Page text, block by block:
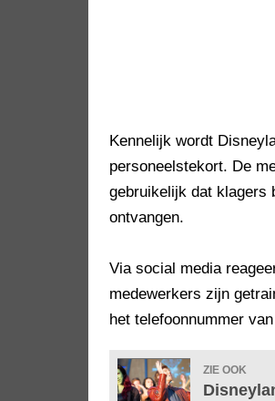
Kennelijk wordt
personeelstekort. De
gebruikelijk dat klagers
ontvangen.
Via social media
medewerkers zijn
het telefoonnummer
ZIE OOK